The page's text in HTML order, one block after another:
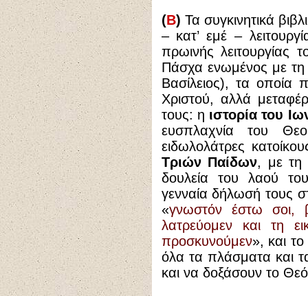
(Β) Τα συγκινητικά
– κατ’ εμέ –
πρωινής λειτουργίας
Πάσχα ενωμένος με τη
Βασίλειος), τα οποία
Χριστού, αλλά
τους: η ιστορία του
ευσπλαχνία του
ειδωλολάτρες
Τριών Παίδων, με τη
δουλεία του λαού
γενναία δήλωσή τους
«γνωστόν έστω σοι,
λατρεύομεν και τη
προσκυνούμεν», και
όλα τα πλάσματα και
και να δοξάσουν το